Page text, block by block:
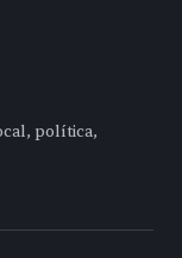
política,